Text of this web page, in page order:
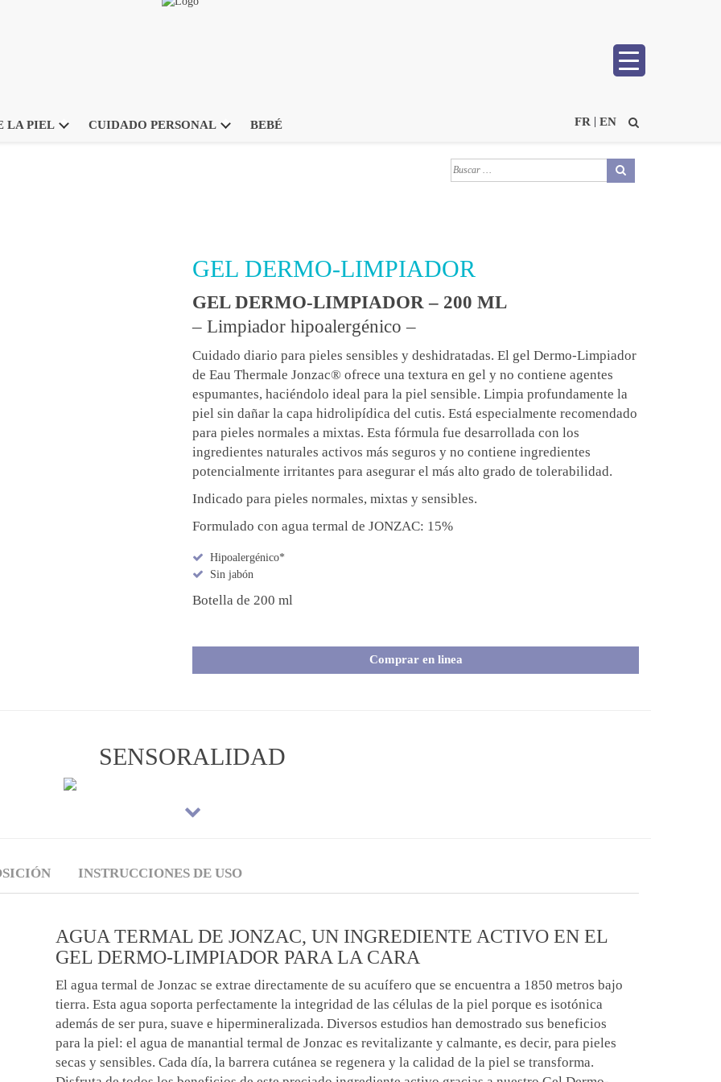
LA PIEL CUIDADO PERSONAL BEBÉ FR EN
GEL DERMO-LIMPIADOR
GEL DERMO-LIMPIADOR – 200 ML
– Limpiador hipoalergénico –
Cuidado diario para pieles sensibles y deshidratadas. El gel Dermo-Limpiador
de Eau Thermale Jonzac® ofrece una textura en gel y no contiene agentes
espumantes, haciéndolo ideal para la piel sensible. Limpia profundamente la
piel sin dañar la capa hidrolipídica del cutis. Está especialmente recomendado
para pieles normales a mixtas. Esta fórmula fue desarrollada con los
ingredientes naturales activos más seguros y no contiene ingredientes
potencialmente irritantes para asegurar el más alto grado de tolerabilidad.
Indicado para pieles normales, mixtas y sensibles.
Formulado con agua termal de JONZAC: 15%
Hipoalergénico*
Sin jabón
Botella de 200 ml
Comprar en linea
SENSORALIDAD
INSTRUCCIONES DE USO
AGUA TERMAL DE JONZAC, UN INGREDIENTE ACTIVO EN EL
GEL DERMO-LIMPIADOR PARA LA CARA
El agua termal de Jonzac se extrae directamente de su acuífero que se encuentra a 1850 metros bajo
tierra. Esta agua soporta perfectamente la integridad de las células de la piel porque es isotónica
además de ser pura, suave e hipermineralizada. Diversos estudios han demostrado sus beneficios
para la piel: el agua de manantial termal de Jonzac es revitalizante y calmante, es decir, para pieles
secas y sensibles. Cada día, la barrera cutánea se regenera y la calidad de la piel se transforma.